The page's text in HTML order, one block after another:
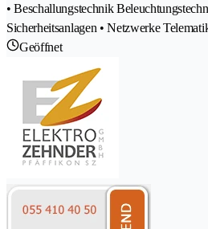
• Beschallungstechnik
Sicherheitsanlagen • Netzwerke
Geöffnet